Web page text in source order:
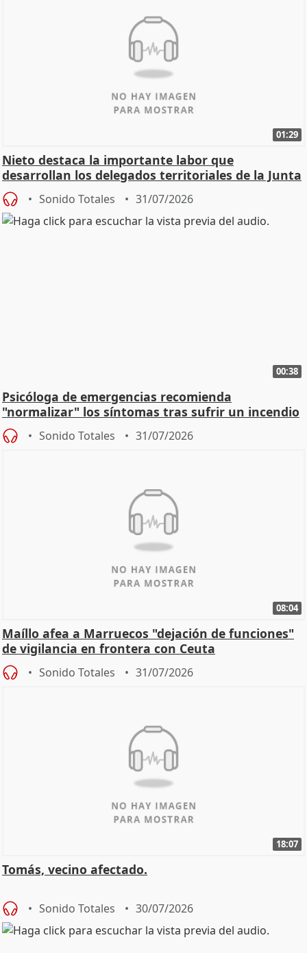
01:29
Nieto destaca la importante labor que
desarrollan los delegados territoriales de la Junta
Sonido Totales 31/07/2026
00:38
Psicóloga de emergencias recomienda
"normalizar" los síntomas tras sufrir un incendio
Sonido Totales 31/07/2026
08:04
Maíllo afea a Marruecos "dejación de funciones"
de vigilancia en frontera con Ceuta
Sonido Totales 31/07/2026
18:07
Tomás, vecino afectado.
Sonido Totales 30/07/2026